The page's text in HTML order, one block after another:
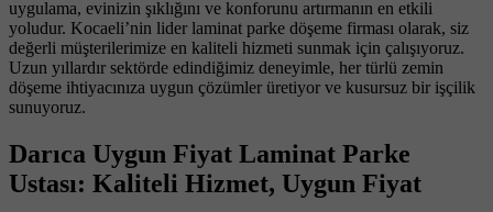
uygulama, evinizin şıklığını ve konforunu artırmanın en etkili
yoludur. Kocaeli’nin lider laminat parke döşeme firması olarak, siz
değerli müşterilerimize en kaliteli hizmeti sunmak için çalışıyoruz.
Uzun yıllardır sektörde edindiğimiz deneyimle, her türlü zemin
döşeme ihtiyacınıza uygun çözümler üretiyor ve kusursuz bir işçilik
sunuyoruz.
Darıca Uygun Fiyat Laminat Parke
Ustası: Kaliteli Hizmet, Uygun Fiyat